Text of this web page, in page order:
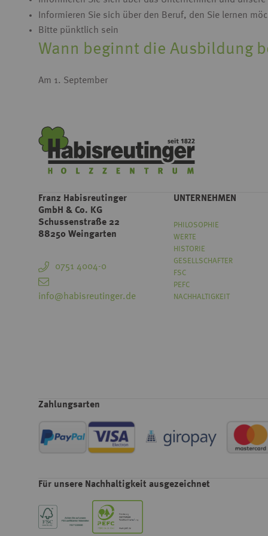
Informieren Sie sich über den Beruf, den Sie lernen
Bitte pünktlich sein
Wann beginnt die Ausbildung
Am 1. September
Franz Habisreutinger
GmbH & Co. KG
Schussenstraße 22
88250 Weingarten
0751 4004-0
info@habisreutinger.de
UNTERNEHMEN
PHILOSOPHIE
WERTE
HISTORIE
GESELLSCHAFTER
FSC
PEFC
NACHHALTIGKEIT
Zahlungsarten
Für unsere Nachhaltigkeit ausgezeichnet